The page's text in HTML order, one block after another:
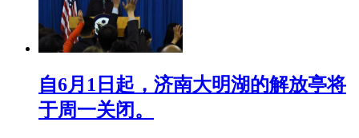
自6月1日起，济南大明湖的解放亭将
于周一关闭。